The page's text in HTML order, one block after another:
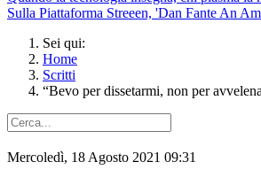
Sulla Piattaforma Streeen, 'Dan Fante An
Sei qui:
Home
Scritti
“Bevo per dissetarmi, non per
Mercoledì, 18 Agosto 2021 09:31